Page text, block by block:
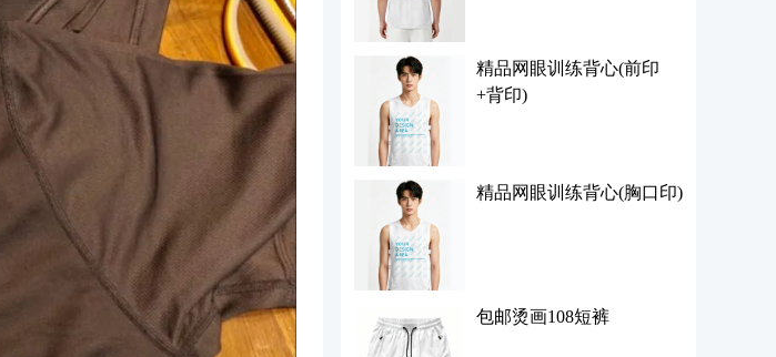
精品网眼训练背心(前印
+背印)
精品网眼训练背心(胸口印)
包邮烫画108短裤